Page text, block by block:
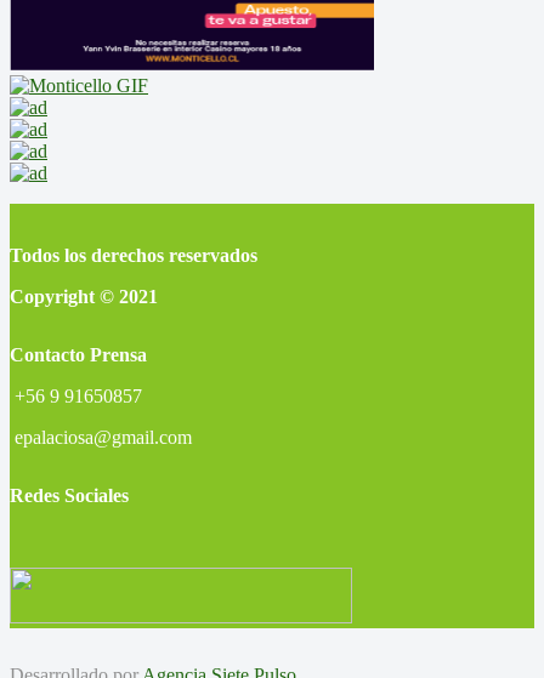
Todos los derechos reservados
Copyright © 2021
Contacto Prensa
+56 9 91650857
epalaciosa@gmail.com
Redes Sociales